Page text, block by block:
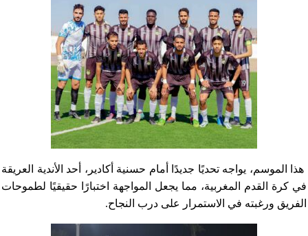
هذا الموسم، يواجه تحديًا جديدًا أمام حسنية أكادير، أحد الأندية العريقة
في كرة القدم المغربية، مما يجعل المواجهة اختبارًا حقيقيًا لطموحات
الفريق ورغبته في الاستمرار على درب النجاح.